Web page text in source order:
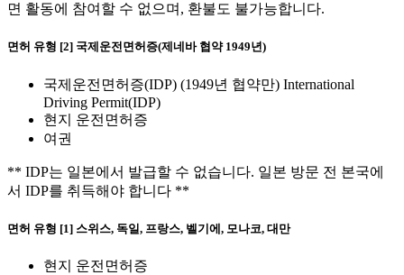
면 활동에 참여할 수 없으며, 환불도 불가능합니다.
면허 유형 [2] 국제운전면허증(제네바 협약 1949년)
국제운전면허증(IDP) (1949년 협약만) International
Driving Permit(IDP)
현지 운전면허증
여권
** IDP는 일본에서 발급할 수 없습니다. 일본 방문 전 본국에
서 IDP를 취득해야 합니다 **
면허 유형 [1] 스위스, 독일, 프랑스, 벨기에, 모나코, 대만
현지 운전면허증